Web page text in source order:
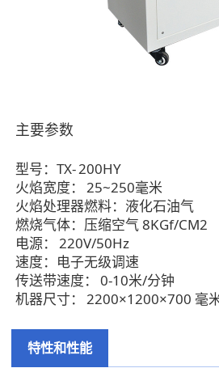
主要参数
型号：TX-200HY
火焰宽度：
25~250毫米
火焰处理器燃料： 液化石油气
燃烧气体： 压缩空气 8KGf/CM2
电源：
220V/50Hz
速度： 电子无级调速
传送带速度：
0-10米/分钟
机器尺寸：
2200×1200×700 毫
特性和性能